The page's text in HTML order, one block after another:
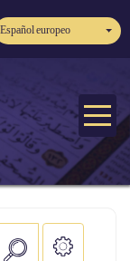
Español europeo